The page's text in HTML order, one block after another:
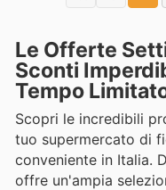
Le Offerte
Sconti
Tempo
Scopri le incredibili
tuo supermercato di
conveniente in Italia.
offre un'ampia